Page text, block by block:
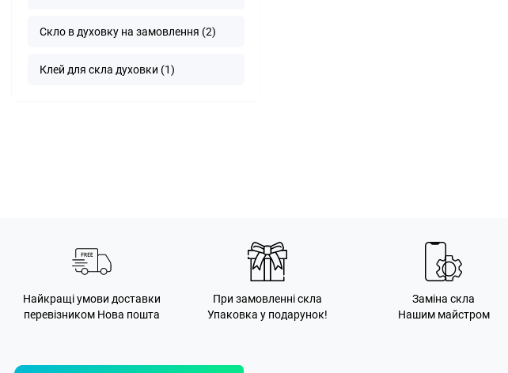
Скло в духовку на замовлення (2)
Клей для скла духовки (1)
Найкращі умови доставки
перевізником Нова пошта
При замовленні скла
Упаковка у подарунок!
Заміна скла
Нашим майстром